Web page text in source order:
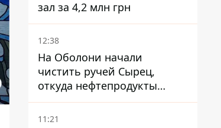
зал за 4,2 млн грн
12:38
На Оболони начали
чистить ручей Сырец,
откуда нефтепродукты
попадали в озера
11:21